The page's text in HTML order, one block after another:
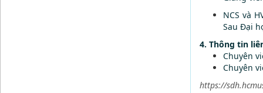
NCS và
Sau Đại
4. Thông tin
Chuyên
Chuyên
https://